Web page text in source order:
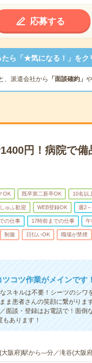
応募する
ら「★気になる！」をク
、派遣会社から 「面談確約」 や
円！病院で
OK 既卒第二新卒OK 10名以
しゅふ歓迎 WEB登録OK 週2
の仕事 17時前までの仕事 午
制服 日払いOK 職場が禁煙
コツ作業がメインです
スキルは不要！シーツのシワ
ま患者さんの笑顔に繋がりま
面談・登録はお電話で！面倒
あります！
阪府)駅から---分／滝谷(大阪